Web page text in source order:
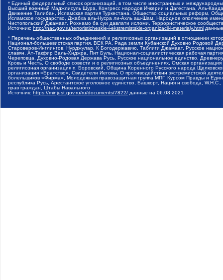
* Единый федеральный список организаций, в том числе иностранных и
Высший военный Маджлисуль Шура, Конгресс народов Ичкерии и Дагестана, Аль-
Движение Талибан, Исламская партия Туркестана, Общество социальных реформ,
Исламское государство, Джабха аль-Нусра ли-Ахль аш-Шам, Народное ополчение
Чистопольский Джамаат, Рохнамо ба суи давлати исломи, Террористическое
Источник: http://nac.gov.ru/terroristicheskie-i-ekstremistskie-organizacii-i-materialy.html
* Перечень общественных объединений и религиозных организаций в отношении
Национал-большевистская партия, ВЕК РА, Рада земли Кубанской Духовно Родовой
Староверов-Инглингов, Нурджулар, К Богодержавию, Таблиги Джамаат, Русское
славян, Ат-Такфир Валь-Хиджра, Пит Буль, Национал-социалистическая рабочая
Череповца, Духовно-Родовая Держава Русь, Русское национальное единство,
Кровь и Честь, О свободе совести и о религиозных объединениях, Омская
религиозная организация п. Боровский, Община Коренного Русского народа
организация «Братство», Свидетели Иеговы, О противодействии экстремистской
болельщиков «Фирма», Молодежная правозащитная группа МПГ, Курсом Правды и
республика Русь, Арестантское уголовное единство, Башкорт, Нация и свобода,
прав граждан, Штабы Навального
Источник: https://minjust.gov.ru/ru/documents/7822/ данные на 06.08.2021